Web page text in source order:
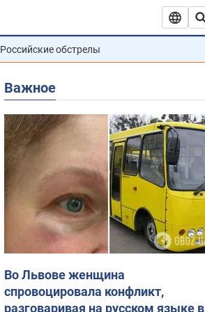
Российские обстрелы
Важное
Во Львове женщина
спровоцировала конфликт,
разговаривая на русском языке в